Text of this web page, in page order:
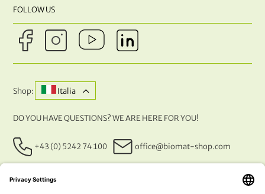
FOLLOW US
Shop: Italia
DO YOU HAVE QUESTIONS? WE ARE HERE FOR YOU!
+43 (0) 5242 74 100 office@biomat-shop.com